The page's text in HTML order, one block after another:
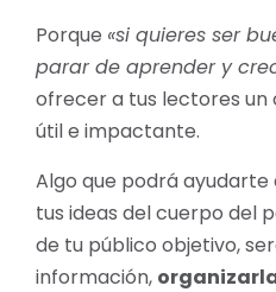
Porque «si quieres ser
parar de aprender y
ofrecer a tus lectores
útil e impactante.
Algo que podrá
tus ideas del cuerpo del
de tu público objetivo,
información,